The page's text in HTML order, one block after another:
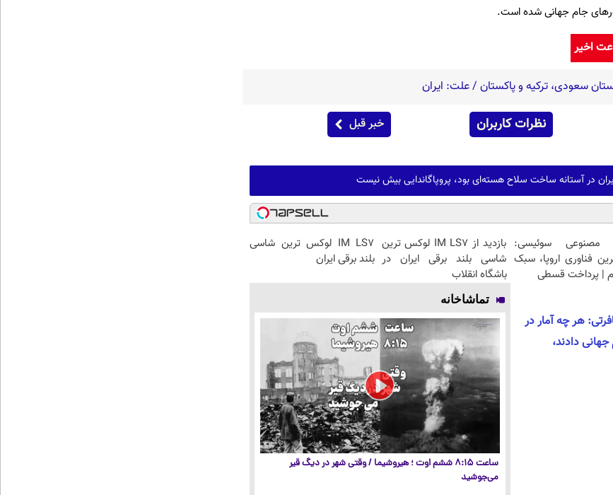
جام جهانی شده است.
اخیر
سعودی، ترکیه و پاکستان / علت: ایران
نظرات کاربران خبر قبل
در آستانه ساخت سلاح هسته‌ای بود، پروپاگاندایی بیش نیست
مصنوعی سوئیسی:
فناوری اروپا، سبک
| پرداخت قسطی
بازدید از IM LS7 لوکس ترین
شاسی بلند برقی ایران در
باشگاه انقلاب
IM LS7 لوکس ترین شاسی
بلند برقی ایران
هر چه آمار در
دادند،
تماشاخانه
ساعت ۸:۱۵ ششم اوت ؛ هیروشیما / وقتی شهر در دیگ قیر
می‌جوشید